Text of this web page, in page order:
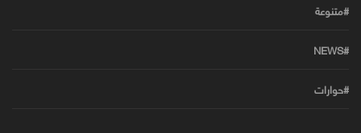
#متنوعة
#NEWS
#حوارات